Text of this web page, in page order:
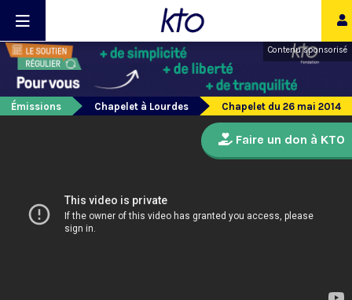
Contenu sponsorisé
Émissions Chapelet à Lourdes Chapelet du 26 mai 2014
Faire un don à KTO